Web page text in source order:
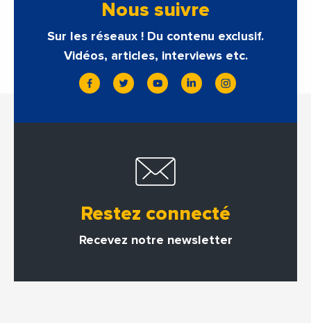
Nous suivre
Sur les réseaux ! Du contenu exclusif.
Vidéos, articles, interviews etc.
Restez connecté
Recevez notre newsletter